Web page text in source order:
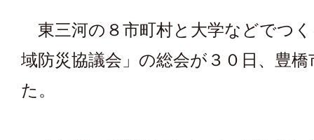
東三河の８市町村と大学などでつ
域防災協議会」の総会が３０日、豊
た。